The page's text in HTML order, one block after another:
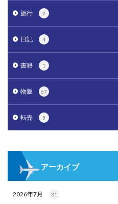
旅行 2
日記 4
書籍 1
物販 67
転売 5
アーカイブ
2026年7月 31